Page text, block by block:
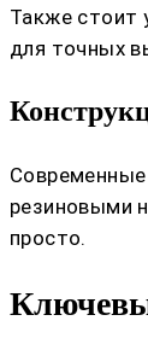
Также стоит
для точных
резиновыми
просто.